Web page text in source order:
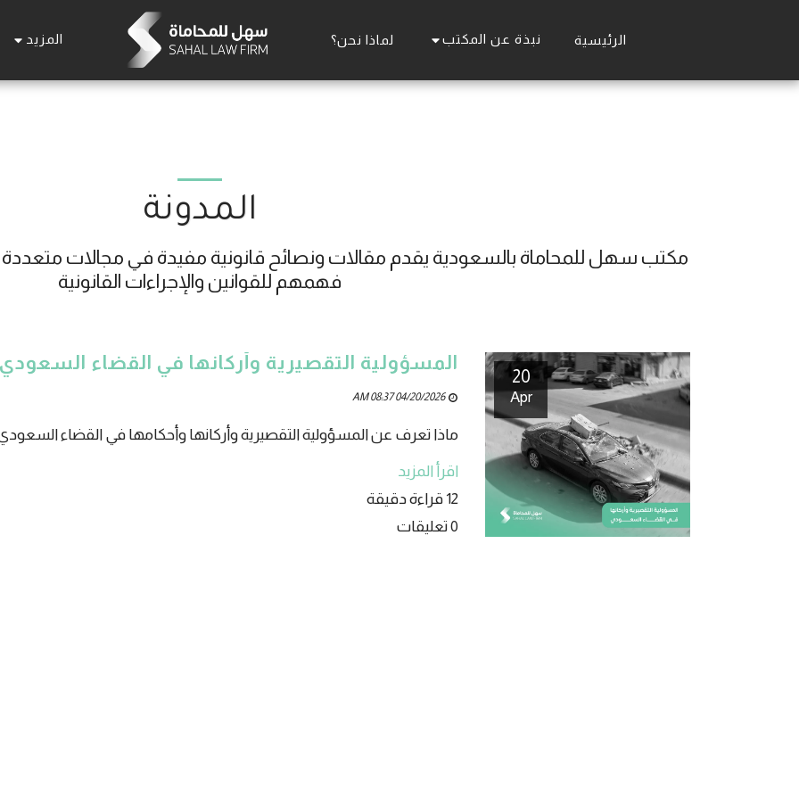
الرئيسية نبذة عن المكتب لماذا نحن؟ المزيد
المدونة
فهمهم للقوانين والإجراءات القانونية
20
Apr
المسؤولية التقصيرية وأركانها في القضاء السعودي
04/20/2026 08:37 AM
ماذا تعرف عن المسؤولية التقصيرية وأركانها وأحكامها في القضاء
اقرأ المزيد
12 قراءة دقيقة
0 تعليقات